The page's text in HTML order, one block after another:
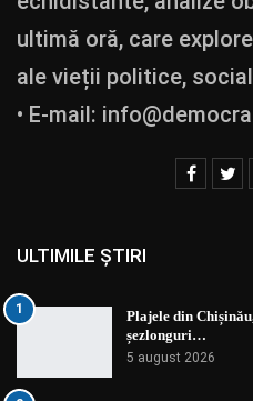
ultimă oră, care
ale vieții politice,
• E-mail:
ULTIMILE ȘTIRI
1
Plajele din
șezlonguri…
5 august 2026